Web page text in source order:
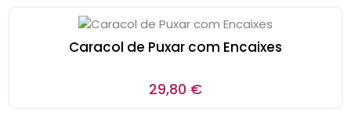
Caracol de Puxar com Encaixes
29,80 €